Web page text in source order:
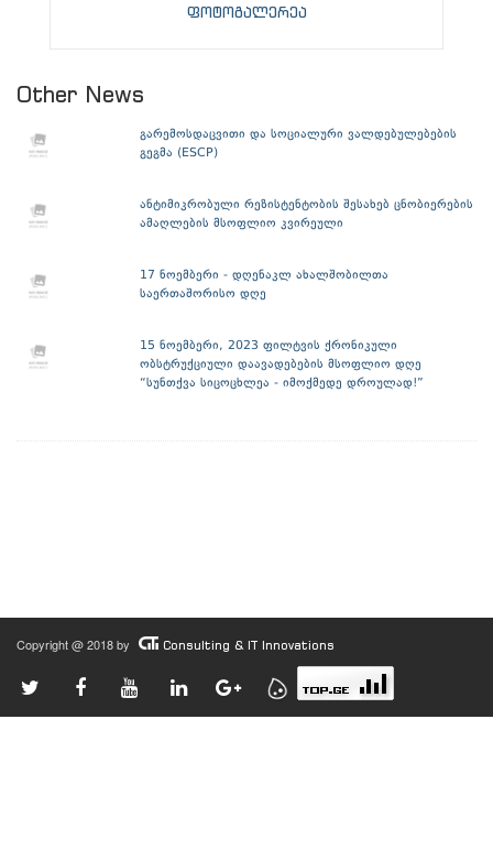
ფოტოგალერეა
Other News
გარემოსდაცვითი და სოციალური ვალდებულებების
გეგმა (ESCP)
ანტიმიკრობული რეზისტენტობის შესახებ ცნობიერების
ამაღლების მსოფლიო კვირეული
17 ნოემბერი - დღენაკლ ახალშობილთა
საერთაშორისო დღე
15 ნოემბერი, 2023 ფილტვის ქრონიკული
ობსტრუქციული დაავადებების მსოფლიო დღე
“სუნთქვა სიცოცხლეა - იმოქმედე დროულად!”
Copyright @ 2018 by Consulting & IT Innovations